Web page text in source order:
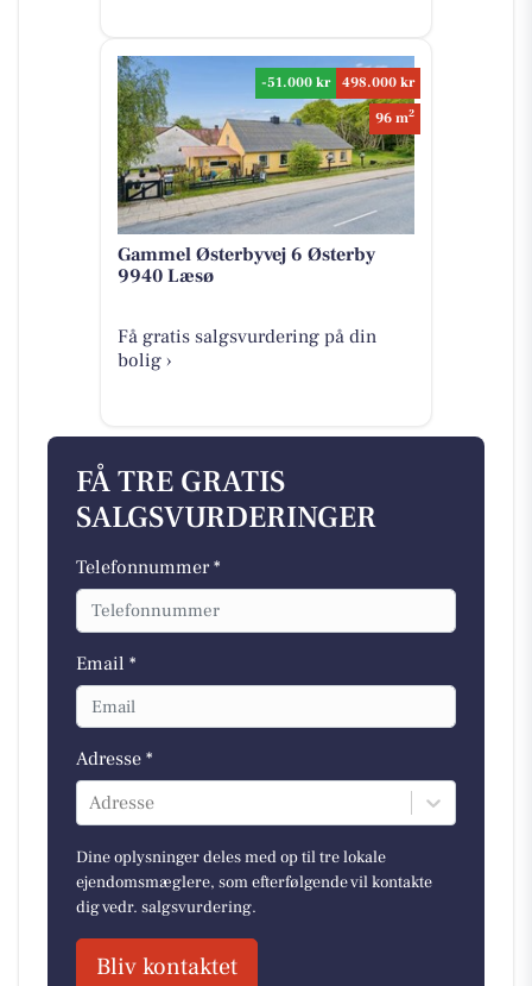
-51.000 kr
498.000 kr
96 m2
Gammel Østerbyvej 6 Østerby
9940 Læsø
Få gratis salgsvurdering på din
bolig ›
FÅ TRE GRATIS
SALGSVURDERINGER
Telefonnummer *
Email *
Adresse *
Adresse
Dine oplysninger deles med op til tre lokale
ejendomsmæglere, som efterfølgende vil kontakte
dig vedr. salgsvurdering.
Bliv kontaktet